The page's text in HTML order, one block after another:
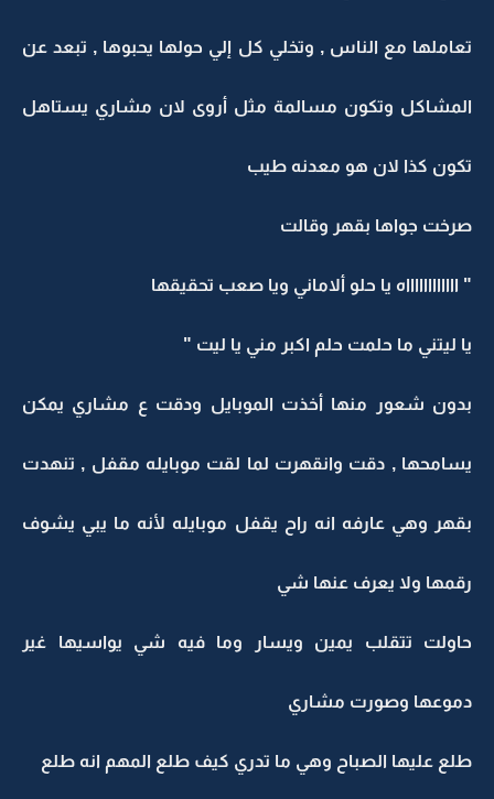
تعاملها مع الناس , وتخلي كل إلي حولها يحبوها , تبعد عن
المشاكل وتكون مسالمة مثل أروى لان مشاري يستاهل
تكون كذا لان هو معدنه طيب
صرخت جواها بقهر وقالت
" ااااااااااااه يا حلو ألاماني ويا صعب تحقيقها
يا ليتني ما حلمت حلم اكبر مني يا ليت "
بدون شعور منها أخذت الموبايل ودقت ع مشاري يمكن
يسامحها , دقت وانقهرت لما لقت موبايله مقفل , تنهدت
بقهر وهي عارفه انه راح يقفل موبايله لأنه ما يبي يشوف
رقمها ولا يعرف عنها شي
حاولت تتقلب يمين ويسار وما فيه شي يواسيها غير
دموعها وصورت مشاري
طلع عليها الصباح وهي ما تدري كيف طلع المهم انه طلع